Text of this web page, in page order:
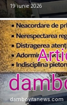
19 iunie 2026
dambovitanews.com